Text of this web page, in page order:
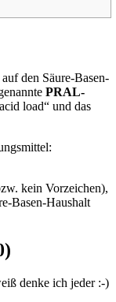
den Säure-Basen-
PRAL-
load“ und das
kein Vorzeichen),
Basen-Haushalt
denke ich jeder :-)